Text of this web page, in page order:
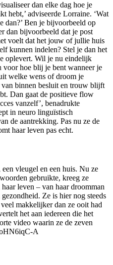
dan elke dag hoe je
hebt,’ adviseerde Lorraine. ‘Wat
dan?’ Ben je bijvoorbeeld op
dan bijvoorbeeld dat je post
voelt dat het jouw of jullie huis
kunnen indelen? Stel je dan het
oplevert. Wil je nu eindelijk
voor hoe blij je bent wanneer je
welke wens of droom je
van binnen besluit en trouw blijft
Dan gaat de positieve flow
vanzelf’, benadrukte
in neuro linguïstisch
de aantrekking. Pas nu ze de
haar leven pas echt.
vleugel en een huis. Nu ze
gebruikte, kreeg ze
leven – van haar droomman
Ze is hier nog steeds
makkelijker dan ze ooit had
het aan iedereen die het
video waarin ze de zeven
A